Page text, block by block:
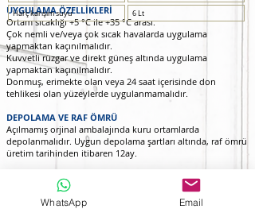
UYGULAMA ÖZELLİKLERİ
Ortam sıcaklığı +5 °C ile +35 °C arası.
Çok nemli ve/veya çok sıcak havalarda uygulama
yapmaktan kaçınılmalıdır.
Kuvvetli rüzgar ve direkt güneş altında uygulama
yapmaktan kaçınılmalıdır.
Donmuş, erimekte olan veya 24 saat içerisinde don
tehlikesi olan yüzeylerde uygulanmamalıdır.
DEPOLAMA VE RAF ÖMRÜ
Açılmamış orjinal ambalajında kuru ortamlarda
depolanmalıdır. Uygun depolama şartları altında, raf ömrü
üretim tarihinden itibaren 12ay.
UYARILAR VE ÖNERİLER
Uygulama esnasında, iş ve işçi sağlığına uygun elbisesi,
koruyucu eldiven, gözlük ve maske kullanılmalıdır.
6 Lt
Harç karışım suyu
WhatsApp Email